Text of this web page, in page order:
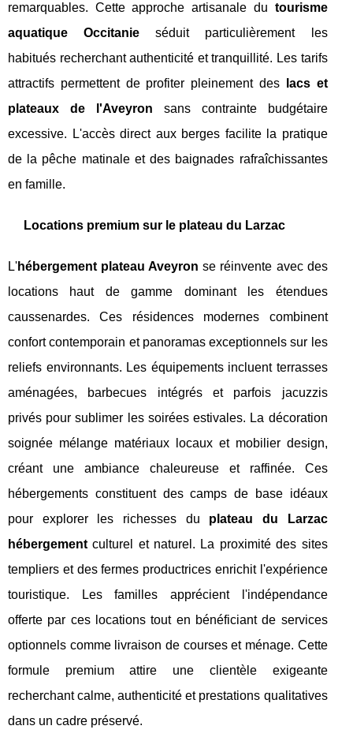
remarquables. Cette approche artisanale du tourisme
aquatique Occitanie séduit particulièrement les
habitués recherchant authenticité et tranquillité. Les tarifs
attractifs permettent de profiter pleinement des
lacs et
plateaux de l'Aveyron sans contrainte budgétaire
excessive. L'accès direct aux berges facilite la pratique
de la pêche matinale et des baignades rafraîchissantes
en famille.
Locations premium sur le plateau du Larzac
L'hébergement plateau Aveyron se réinvente avec des
locations haut de gamme dominant les étendues
caussenardes. Ces résidences modernes combinent
confort contemporain et panoramas exceptionnels sur les
reliefs environnants. Les équipements incluent terrasses
aménagées, barbecues intégrés et parfois jacuzzis
privés pour sublimer les soirées estivales. La décoration
soignée mélange matériaux locaux et mobilier design,
créant une ambiance chaleureuse et raffinée. Ces
hébergements constituent des camps de base idéaux
pour explorer les richesses du plateau du Larzac
hébergement culturel et naturel. La proximité des sites
templiers et des fermes productrices enrichit l'expérience
touristique. Les familles apprécient l'indépendance
offerte par ces locations tout en bénéficiant de services
optionnels comme livraison de courses et ménage. Cette
formule premium attire une clientèle exigeante
recherchant calme, authenticité et prestations qualitatives
dans un cadre préservé.